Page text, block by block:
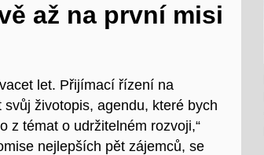
až na první misi
let. Přijímací řízení na
životopis, agendu, které bych
z témat o udržitelném rozvoji,“
nejlepších pět zájemců, se